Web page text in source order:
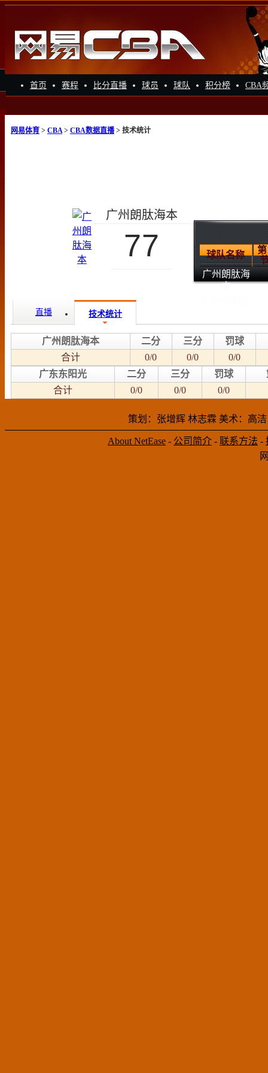
首页 赛程 比分直播 球员 球队 积分榜 CBA
网易体育 > CBA> CBA数据直播> 技术统计
广州朗肽海本
77 球队名称
广州朗肽海
本
直播 技术统计
广州朗肽海本 二分 三分
罚球
合计
0/0 0/0
0/0
广东东阳光
二分 三分 罚球
合计
0/0 0/0 0/0
策划：张增辉 林志霖 美术：高
About NetEase - 公司简介 - 联系方法 -